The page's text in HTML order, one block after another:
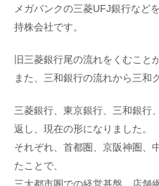
メガバンクの三菱UFJ銀行など
持株会社です。
旧三菱銀行尾の流れをくむこと
また、三和銀行の流れから三和
三菱銀行、東京銀行、三和銀行
返し、現在の形になりました。
それぞれ、首都圏、京阪神圏、
たことで、